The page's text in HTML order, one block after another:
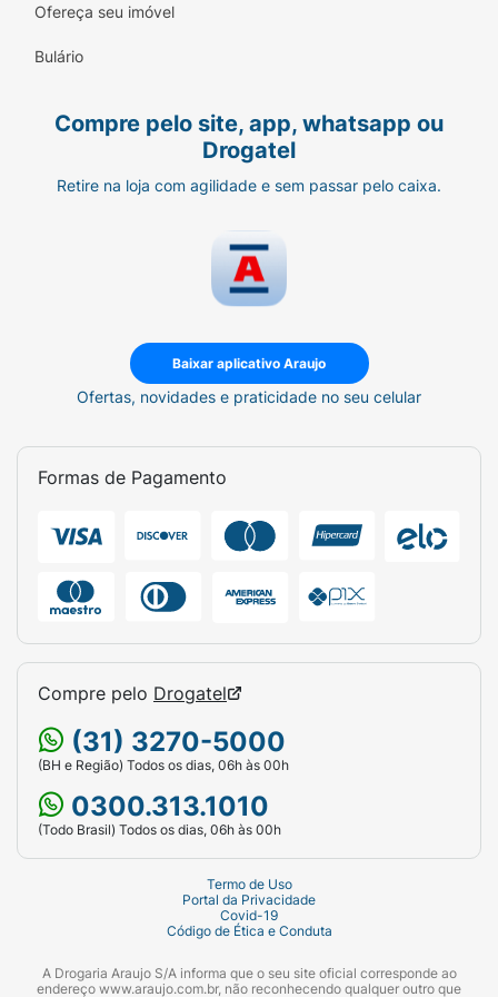
Ofereça seu imóvel
Bulário
Compre pelo site, app, whatsapp ou
Drogatel
Retire na loja com agilidade e sem passar pelo caixa.
Baixar aplicativo Araujo
Ofertas, novidades e praticidade no seu celular
Formas de Pagamento
Compre pelo Drogatel
(31) 3270-5000
(BH e Região) Todos os dias, 06h às 00h
0300.313.1010
(Todo Brasil) Todos os dias, 06h às 00h
Termo de Uso
Portal da Privacidade
Covid-19
Código de Ética e Conduta
A Drogaria Araujo S/A informa que o seu site oficial corresponde ao
endereço www.araujo.com.br, não reconhecendo qualquer outro que